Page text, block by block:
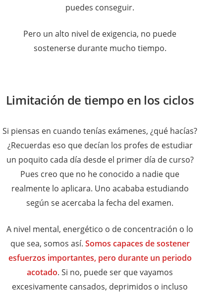
puedes conseguir.
Pero un alto nivel de exigencia, no puede
sostenerse durante mucho tiempo.
Limitación de tiempo en los ciclos
Si piensas en cuando tenías exámenes, ¿qué hacías?
¿Recuerdas eso que decían los profes de estudiar
un poquito cada día desde el primer día de curso?
Pues creo que no he conocido a nadie que
realmente lo aplicara. Uno acababa estudiando
según se acercaba la fecha del examen.
A nivel mental, energético o de concentración o lo
que sea, somos así. Somos capaces de sostener
esfuerzos importantes, pero durante un periodo
acotado. Si no, puede ser que vayamos
excesivamente cansados, deprimidos o incluso